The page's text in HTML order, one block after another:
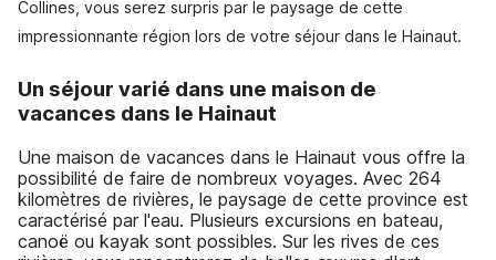
Collines, vous serez surpris par le paysage de cette
impressionnante région lors de votre séjour dans le Hainaut.
Un séjour varié dans une maison de
vacances dans le Hainaut
Une maison de vacances dans le Hainaut vous offre la
possibilité de faire de nombreux voyages. Avec 264
kilomètres de rivières, le paysage de cette province est
caractérisé par l'eau. Plusieurs excursions en bateau,
canoë ou kayak sont possibles. Sur les rives de ces